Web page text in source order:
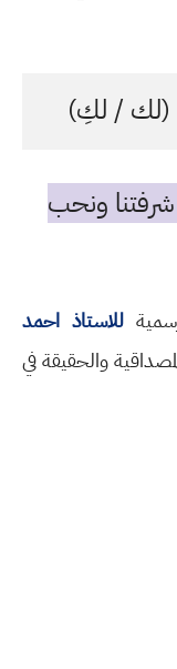
(لك / لكِ)
شرفتنا ونحب
للاستاذ احمد
والحقيقة في